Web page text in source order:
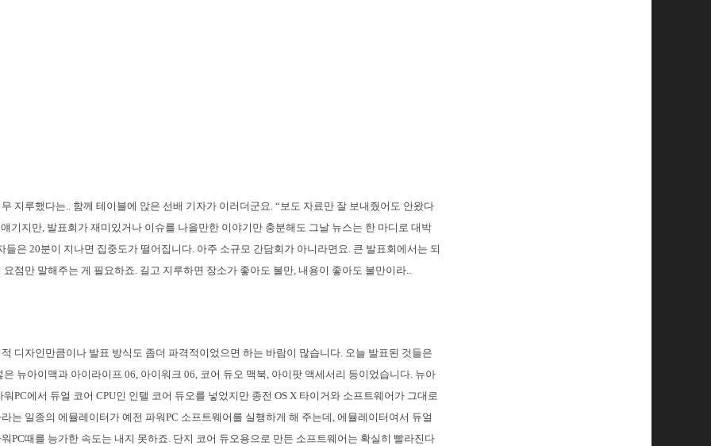
지루했다는.. 함께 테이블에 앉은 선배 기자가 이러더군요. “보도 자료만 잘 보내줬어도 안왔다
기지만, 발표회가 재미있거나 이슈를 나을만한 이야기만 충분해도 그날 뉴스는 한 마디로 대박
들은 20분이 지나면 집중도가 떨어집니다. 아주 소규모 간담회가 아니라면요. 큰 발표회에서는 되
요점만 말해주는 게 필요하죠. 길고 지루하면 장소가 좋아도 불만, 내용이 좋아도 불만이라..
디자인만큼이나 발표 방식도 좀더 파격적이었으면 하는 바람이 많습니다. 오늘 발표된 것들은
뉴아이맥과 아이라이프 06, 아이워크 06, 코어 듀오 맥북, 아이팟 액세서리 등이었습니다. 뉴아
PC에서 듀얼 코어 CPU인 인텔 코어 듀오를 넣었지만 종전 OS X 타이거와 소프트웨어가 그대로
는 일종의 에뮬레이터가 예전 파워PC 소프트웨어를 실행하게 해 주는데, 에뮬레이터여서 듀얼
PC때를 능가한 속도는 내지 못하죠. 단지 코어 듀오용으로 만든 소프트웨어는 확실히 빨라진다